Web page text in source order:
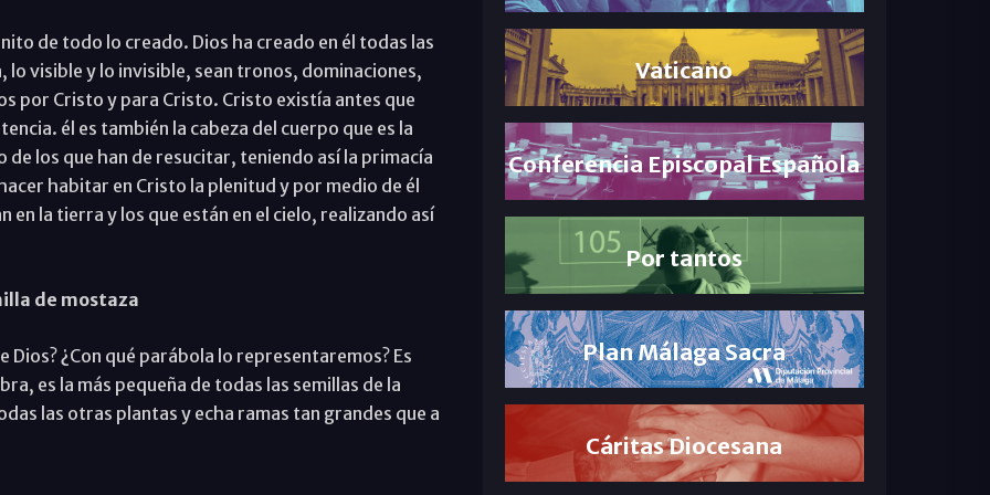
de todo lo creado. Dios ha creado en él todas las
lo visible y lo invisible, sean tronos, dominaciones,
por Cristo y para Cristo. Cristo existía antes que
él es también la cabeza del cuerpo que es la
los que han de resucitar, teniendo así la primacía
habitar en Cristo la plenitud y por medio de él
la tierra y los que están en el cielo, realizando así
de mostaza
¿Con qué parábola lo representaremos? Es
es la más pequeña de todas las semillas de la
las otras plantas y echa ramas tan grandes que a
Vaticano
Conferencia Episcopal Española
Por tantos
Plan Málaga Sacra
Cáritas Diocesana